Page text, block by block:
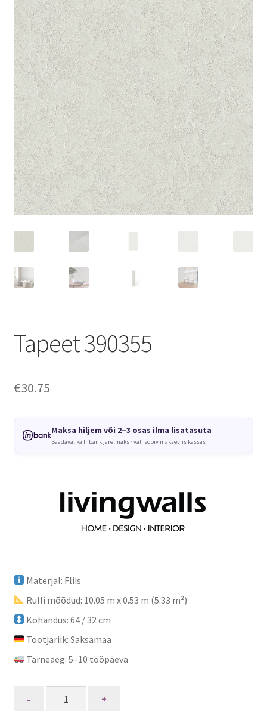
Tapeet 390355
€30.75
Maksa hiljem või 2–3 osas ilma lisatasuta
Saadaval ka Inbank järelmaks · vali sobiv makseviis kassas
Materjal: Fliis
Rulli mõõdud: 10.05 m x 0.53 m (5.33 m²)
Kohandus: 64 / 32 cm
Tootjariik: Saksamaa
Tarneaeg: 5–10 tööpäeva